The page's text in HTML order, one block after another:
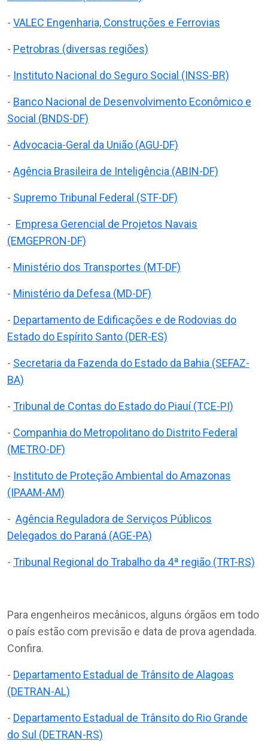
- VALEC Engenharia, Construções e Ferrovias
- Petrobras (diversas regiões)
- Instituto Nacional do Seguro Social (INSS-BR)
- Banco Nacional de Desenvolvimento Econômico e
Social (BNDS-DF)
- Advocacia-Geral da União (AGU-DF)
- Agência Brasileira de Inteligência (ABIN-DF)
- Supremo Tribunal Federal (STF-DF)
- Empresa Gerencial de Projetos Navais
(EMGEPRON-DF)
- Ministério dos Transportes (MT-DF)
- Ministério da Defesa (MD-DF)
- Departamento de Edificações e de Rodovias do
Estado do Espírito Santo (DER-ES)
- Secretaria da Fazenda do Estado da Bahia (SEFAZ-
BA)
- Tribunal de Contas do Estado do Piauí (TCE-PI)
- Companhia do Metropolitano do Distrito Federal
(METRO-DF)
- Instituto de Proteção Ambiental do Amazonas
(IPAAM-AM)
- Agência Reguladora de Serviços Públicos
Delegados do Paraná (AGE-PA)
- Tribunal Regional do Trabalho da 4ª região (TRT-RS)
Para engenheiros mecânicos, alguns órgãos em todo
o país estão com previsão e data de prova agendada.
Confira.
- Departamento Estadual de Trânsito de Alagoas
(DETRAN-AL)
- Departamento Estadual de Trânsito do Rio Grande
do Sul (DETRAN-RS)